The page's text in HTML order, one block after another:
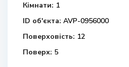
Кімнати: 1
ID об'єкта: AVP-0956000
Поверховість: 12
Поверх: 5